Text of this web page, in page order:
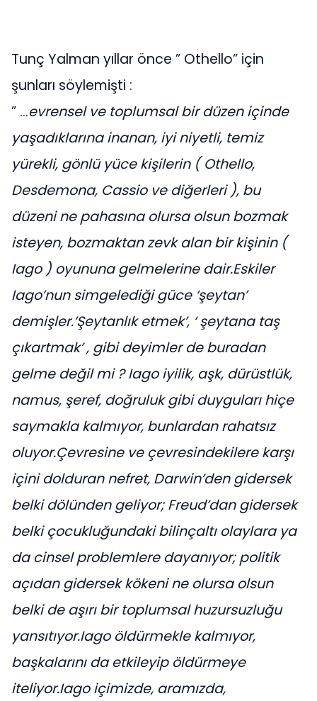
Tunç Yalman yıllar önce ” Othello” için
şunları söylemişti :
” …evrensel ve toplumsal bir düzen içinde
yaşadıklarına inanan, iyi niyetli, temiz
yürekli, gönlü yüce kişilerin ( Othello,
Desdemona, Cassio ve diğerleri ), bu
düzeni ne pahasına olursa olsun bozmak
isteyen, bozmaktan zevk alan bir kişinin (
Iago ) oyununa gelmelerine dair.Eskiler
Iago’nun simgelediği güce ‘şeytan’
demişler.’Şeytanlık etmek’, ‘ şeytana taş
çıkartmak’ , gibi deyimler de buradan
gelme değil mi ? Iago iyilik, aşk, dürüstlük,
namus, şeref, doğruluk gibi duyguları hiçe
saymakla kalmıyor, bunlardan rahatsız
oluyor.Çevresine ve çevresindekilere karşı
içini dolduran nefret, Darwin’den gidersek
belki dölünden geliyor; Freud’dan gidersek
belki çocukluğundaki bilinçaltı olaylara ya
da cinsel problemlere dayanıyor; politik
açıdan gidersek kökeni ne olursa olsun
belki de aşırı bir toplumsal huzursuzluğu
yansıtıyor.Iago öldürmekle kalmıyor,
başkalarını da etkileyip öldürmeye
iteliyor.Iago içimizde, aramızda,